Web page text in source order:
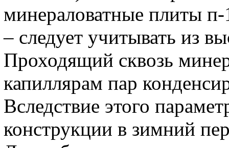
минераловатные плиты п-
– следует учитывать из
Проходящий сквозь
капиллярам пар
Вследствие этого
конструкции в зимний